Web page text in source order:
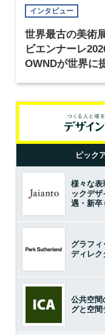
インタビュー
世界最古の美術
ビエンナーレ
OWNDが世界に
ピック
様々な表
ックデ
遇・新卒
グラフィ
ディレク
公共空間
グと空間